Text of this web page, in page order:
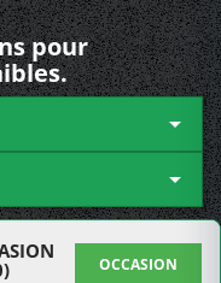
pour


OCCASION